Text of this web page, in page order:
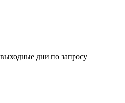
выходные дни по запросу